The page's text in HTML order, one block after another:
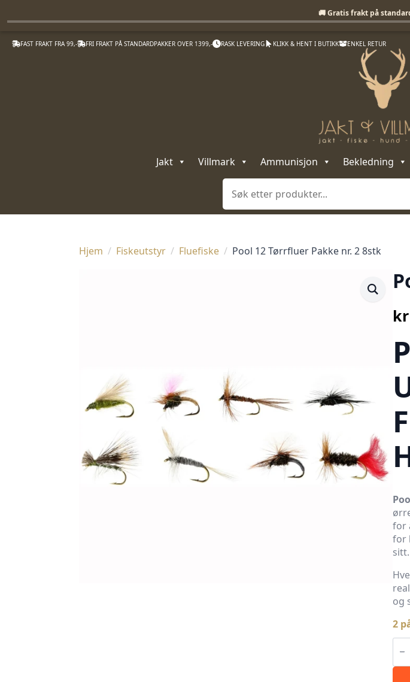
FAST FRAKT FRA 99,- FRI FRAKT PÅ STANDARDPAKKER OVER 1399,- RASK LEVERING KLIKK & HENT I BUTIKK ENKEL RETUR
Jakt Villmark Ammunisjon Bekledning
Søk
Hjem Fiskeutstyr Fluefiske Pool 12 Tørrfluer Pakke nr. 2 8stk
kr
for
for
sitt.
og
2
12
🚚 Gratis frakt på